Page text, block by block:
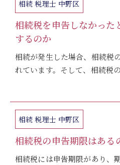
相続 税理士 中野区
相続税を申告しなかった
するのか
相続が発生した場合、相続税
れています。そして、相続税
相続 税理士 中野区
相続税の申告期限はある
相続税には申告期限があり、